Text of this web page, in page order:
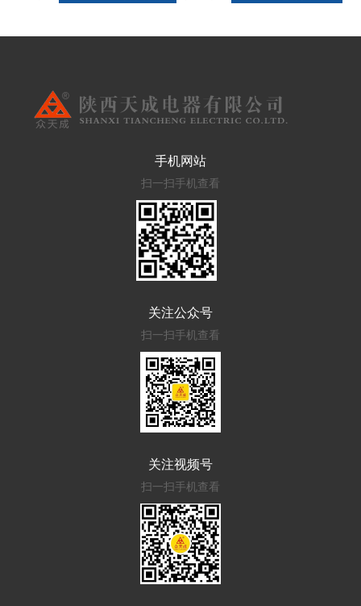
手机网站
扫一扫手机查看
关注公众号
扫一扫手机查看
关注视频号
扫一扫手机查看